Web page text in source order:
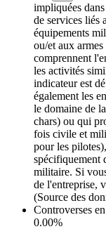
impliquées
de services liés
équipements
ou/et aux
comprennent
les activités
indicateur est
également les
le domaine de
chars) ou qui
fois civile et
pour les
spécifiquement
militaire. Si
de l'entreprise,
(Source des
Controverses
0.00%